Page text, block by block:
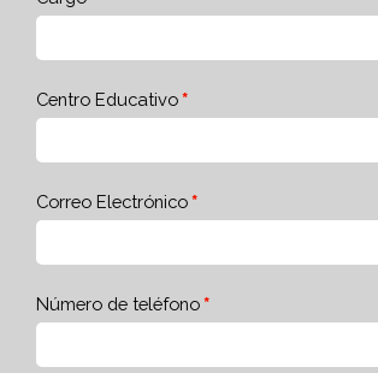
Centro Educativo
Correo Electrónico
Número de teléfono